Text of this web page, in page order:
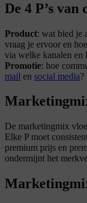
De 4 P’s
Product: wat bied je
vraag je ervoor en
via welke kanalen en
Promotie: hoe
mail en social media?
De marketingmix
Elke P moet
premium prijs en
ondermijnt het